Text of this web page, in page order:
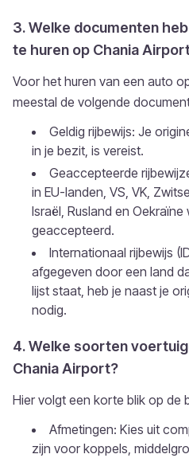
3. Welke documenten
te huren op Chania
Voor het huren van een auto
meestal de volgende
Geldig rijbewijs: Je
in je bezit, is vereist.
Geaccepteerde
in EU-landen, VS, VK,
Israël, Rusland en
geaccepteerd.
Internationaal rijbewijs
afgegeven door een land
lijst staat, heb je naast je
nodig.
4. Welke soorten
Chania Airport?
Hier volgt een korte blik op de
Afmetingen: Kies uit
zijn voor koppels,